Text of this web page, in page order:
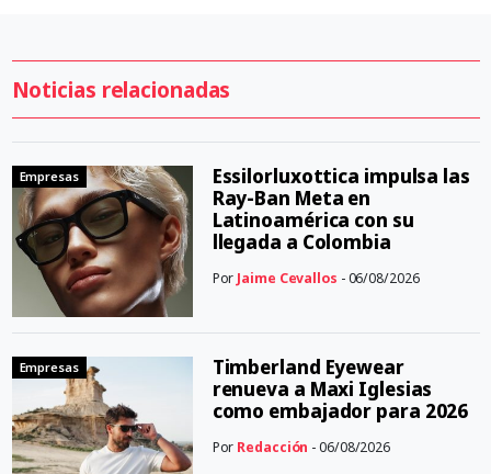
Noticias relacionadas
Empresas
Essilorluxottica impulsa las
Ray-Ban Meta en
Latinoamérica con su
llegada a Colombia
Por Jaime Cevallos - 06/08/2026
Empresas
Timberland Eyewear
renueva a Maxi Iglesias
como embajador para 2026
Por Redacción - 06/08/2026